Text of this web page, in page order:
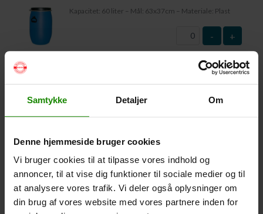
Samtykke Detaljer Om
Denne hjemmeside bruger cookies
Vi bruger cookies til at tilpasse vores indhold og
annoncer, til at vise dig funktioner til sociale medier og til
at analysere vores trafik. Vi deler også oplysninger om
din brug af vores website med vores partnere inden for
Kapacitet: 60 liter – Mål: 63x37cm – Materiale: Plast
- +
Vandtæt Pakpose Large (+
Volumen: 36 liter – Størrelse: 30x30x61cm. –
Vandtæt Pakpose Small (+75,00kr.)
Volume: 6 liter – Størrelse: 18x18x35cm. – Materiale:
100% Polyester
- +